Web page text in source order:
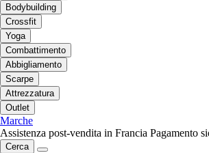
Bodybuilding
Crossfit
Yoga
Combattimento
Abbigliamento
Scarpe
Attrezzatura
Outlet
Marche
Assistenza post-vendita in Francia Pagamento
Cerca